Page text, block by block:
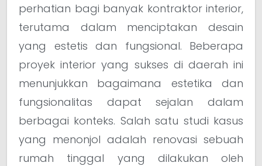
perhatian bagi banyak kontraktor interior,
terutama dalam menciptakan desain
yang estetis dan fungsional. Beberapa
proyek interior yang sukses di daerah ini
menunjukkan bagaimana estetika dan
fungsionalitas dapat sejalan dalam
berbagai konteks. Salah satu studi kasus
yang menonjol adalah renovasi sebuah
rumah tinggal yang dilakukan oleh